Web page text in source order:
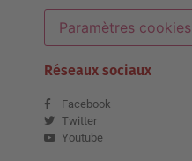
Paramètres cookies
Réseaux sociaux
Facebook
Twitter
Youtube